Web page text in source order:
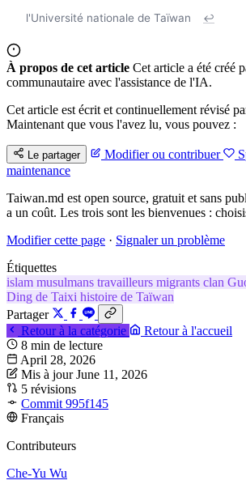
l'Université nationale de Taïwan
↩
À propos de cet article Cet article a été créé
communautaire avec l'assistance de l'IA.
Cet article est écrit et continuellement révisé
Maintenant que vous l'avez lu, vous pouvez :
Le partager Modifier ou contribuer
maintenance
Taiwan.md est open source, gratuit et sans
a un coût. Les trois sont les bienvenues :
Modifier cette page · Signaler un problème
Étiquettes
islam musulmans travailleurs migrants clan
Ding de Taixi histoire de Taïwan
Partager
Retour à la catégorie
Retour à l'accueil
8 min de lecture
April 28, 2026
Mis à jour June 11, 2026
5 révisions
Commit 995f145
Français
Contributeurs
Che-Yu Wu